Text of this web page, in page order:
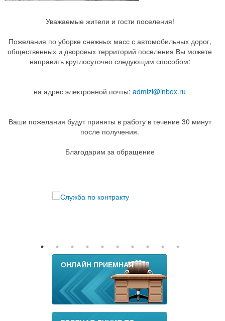
Уважаемые жители и гости поселения!
Пожелания по уборке снежных масс с автомобильных дорог,
общественных и дворовых территорий поселения Вы можете
направить круглосуточно следующим способом:
на адрес электронной почты: admizl@inbox.ru
Ваши пожелания будут приняты в работу в течение 30 минут
после получения.
Благодарим за обращение
ОНЛАЙН ПРИЕМНАЯ